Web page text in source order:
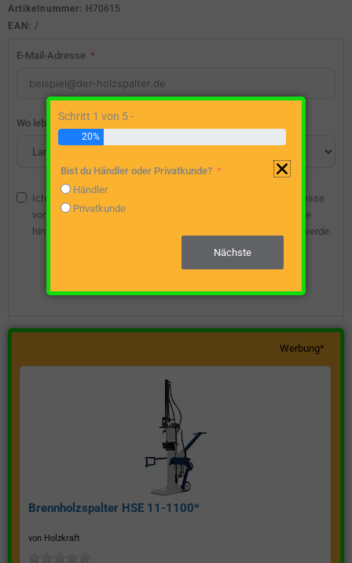
Artikelnummer: H70615
EAN: /
E-Mail-Adresse
Wo lebst du?
Ich bin damit einverstanden, dass die angegebene E-Mail-Adresse
vom Webseitenbetreiber gespeichert wird, damit ich über diese
hinsichtlich eines unverbindlichen Preisangebots kontaktiert werde.
Werbung*
Brennholzspalter HSE 11-1100*
von Holzkraft
Schritt 1 von 5 -
20%
Bist du Händler oder Privatkunde?
Händler
Privatkunde
Nächste